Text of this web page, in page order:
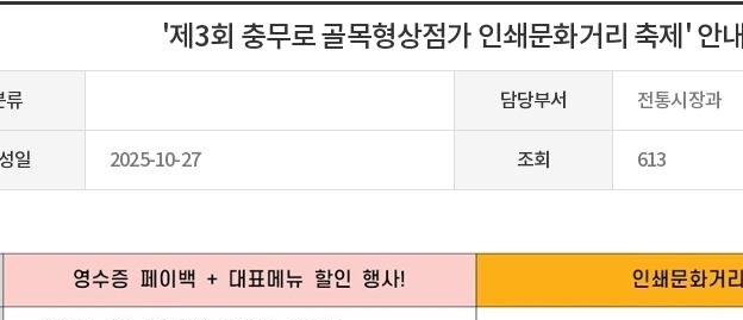
'제3회 충무로 골목형상점가 인쇄문화거리 축제' 안내
류 담당부서 전통시장과
일 2025-10-27 조회 613